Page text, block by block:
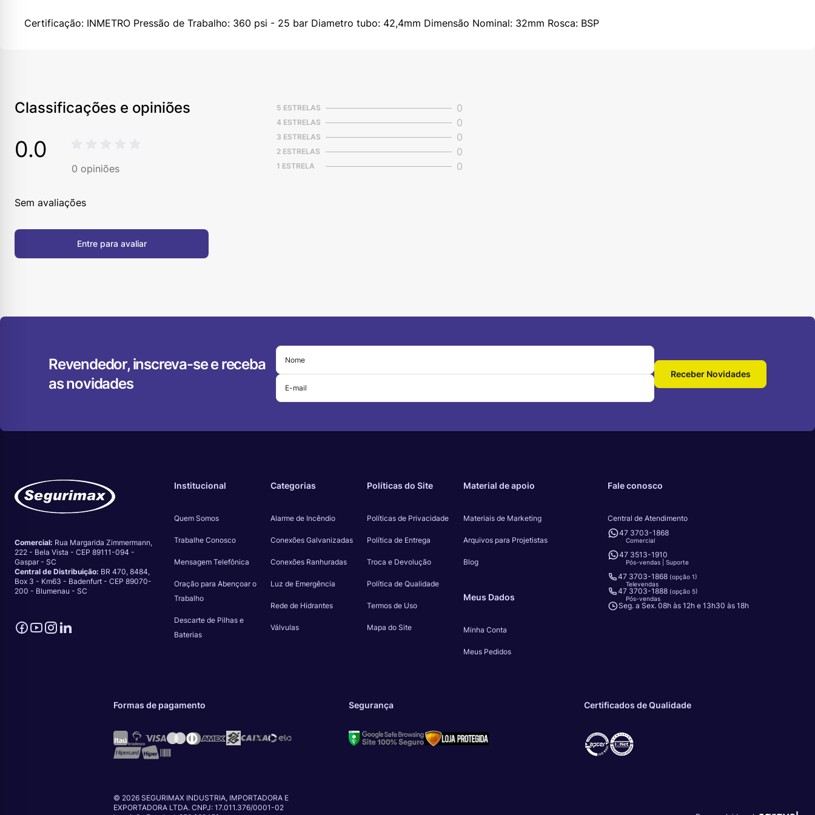
Certificação: INMETRO Pressão de Trabalho: 360 psi - 25 bar Diametro tubo: 42,4mm Dimensão Nominal: 32mm Rosca: BSP
Classificações e opiniões
0.0
0 opiniões
5 ESTRELAS 0
4 ESTRELAS 0
3 ESTRELAS 0
2 ESTRELAS 0
1 ESTRELA 0
Sem avaliações
Entre para avaliar
Revendedor, inscreva-se e receba
as novidades
Receber Novidades
Comercial: Rua Margarida Zimmermann,
222 - Bela Vista - CEP 89111-094 -
Gaspar - SC
Central de Distribuição: BR 470, 8484,
Box 3 - Km63 - Badenfurt - CEP 89070-
200 - Blumenau - SC
Institucional
Quem Somos
Trabalhe Conosco
Mensagem Telefônica
Oração para Abençoar o
Trabalho
Descarte de Pilhas e
Baterias
Categorias
Alarme de Incêndio
Conexões Galvanizadas
Conexões Ranhuradas
Luz de Emergência
Rede de Hidrantes
Válvulas
Políticas do Site
Políticas de Privacidade
Política de Entrega
Troca e Devolução
Política de Qualidade
Termos de Uso
Mapa do Site
Material de apoio
Materiais de Marketing
Arquivos para Projetistas
Blog
Meus Dados
Minha Conta
Meus Pedidos
Fale conosco
Central de Atendimento
47 3703-1868
Comercial
47 3513-1910
Pós-vendas | Suporte
47 3703-1868 (opção 1)
Televendas
47 3703-1888 (opção 5)
Pós-vendas
Seg. a Sex. 08h às 12h e 13h30 às 18h
Formas de pagamento Segurança Certificados de Qualidade
© 2026 SEGURIMAX INDUSTRIA, IMPORTADORA E
EXPORTADORA LTDA. CNPJ: 17.011.376/0001-02